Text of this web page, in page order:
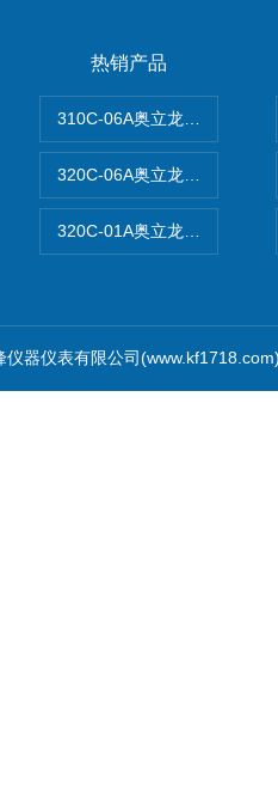
热销产品
310C-06A奥立龙实验室台式
320C-06A奥立龙实验室便携
320C-01A奥立龙实验室便携
器仪表有限公司